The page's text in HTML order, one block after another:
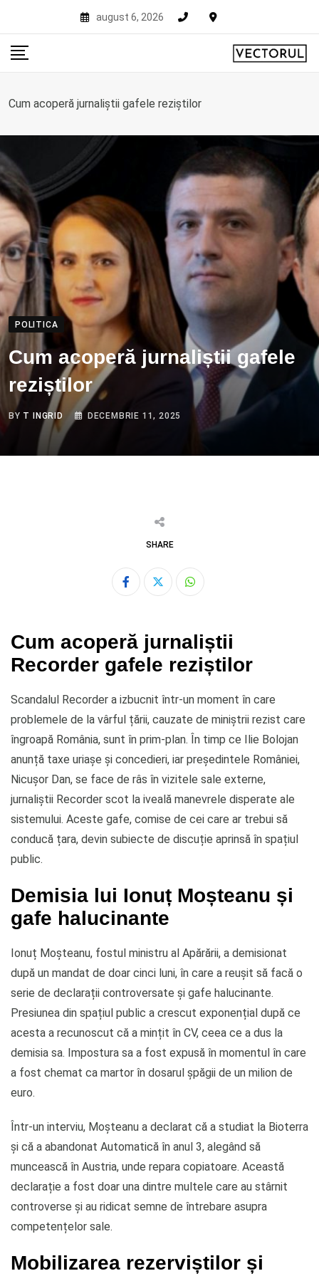
content
august 6, 2026
Cum acoperă jurnaliștii gafele reziștilor
POLITICA
Cum acoperă jurnaliștii gafele
reziștilor
BY T INGRID DECEMBRIE 11, 2025
SHARE
Whatsapp
Cum acoperă jurnaliștii
Recorder gafele reziștilor
Scandalul Recorder a izbucnit într-un moment în care
problemele de la vârful țării, cauzate de miniștrii rezist care
îngroapă România, sunt în prim-plan. În timp ce Ilie Bolojan
anunță taxe uriașe și concedieri, iar președintele României,
Nicușor Dan, se face de râs în vizitele sale externe,
jurnaliștii Recorder scot la iveală manevrele disperate ale
sistemului. Aceste gafe, comise de cei care ar trebui să
conducă țara, devin subiecte de discuție aprinsă în spațiul
public.
Demisia lui Ionuț Moșteanu și
gafe halucinante
Ionuț Moșteanu, fostul ministru al Apărării, a demisionat
după un mandat de doar cinci luni, în care a reușit să facă o
serie de declarații controversate și gafe halucinante.
Presiunea din spațiul public a crescut exponențial după ce
acesta a recunoscut că a mințit în CV, ceea ce a dus la
demisia sa. Impostura sa a fost expusă în momentul în care
a fost chemat ca martor în dosarul șpăgii de un milion de
euro.
Într-un interviu, Moșteanu a declarat că a studiat la Bioterra
și că a abandonat Automatică în anul 3, alegând să
muncească în Austria, unde repara copiatoare. Această
declarație a fost doar una dintre multele care au stârnit
controverse și au ridicat semne de întrebare asupra
competențelor sale.
Mobilizarea rezerviștilor și